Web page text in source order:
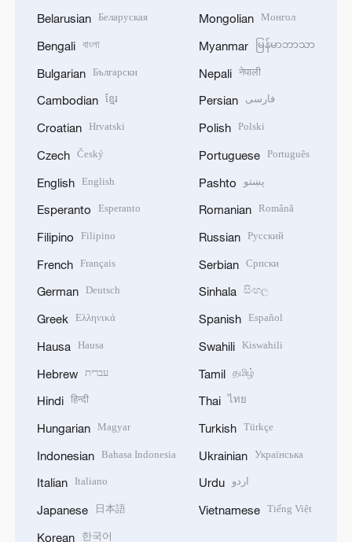
Belarusian Беларуская
Bengali বাংলা
Bulgarian Български
Cambodian ខ្មែរ
Croatian Hrvatski
Czech Český
English English
Esperanto Esperanto
Filipino Filipino
French Français
German Deutsch
Greek Ελληνικά
Hausa Hausa
Hebrew עברית
Hindi हिन्दी
Hungarian Magyar
Indonesian Bahasa Indonesia
Italian Italiano
Japanese 日本語
Korean 한국어
Mongolian Монгол
Myanmar မြန်မာဘာသာ
Nepali नेपाली
Persian فارسی
Polish Polski
Portuguese Português
Pashto پښتو
Romanian Română
Russian Русский
Serbian Српски
Sinhala සිංහල
Spanish Español
Swahili Kiswahili
Tamil தமிழ்
Thai ไทย
Turkish Türkçe
Ukrainian Українська
Urdu اردو
Vietnamese Tiếng Việt